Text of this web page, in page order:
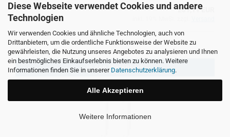
Diese Webseite verwendet Cookies und andere
Technologien
Wir verwenden Cookies und ähnliche Technologien, auch von
Drittanbietern, um die ordentliche Funktionsweise der Website zu
gewährleisten, die Nutzung unseres Angebotes zu analysieren und Ihnen
ein bestmögliches Einkaufserlebnis bieten zu können. Weitere
Informationen finden Sie in unserer Datenschutzerklärung.
Alle Akzeptieren
Weitere Informationen
201,11 EUR
In den Warenkorb